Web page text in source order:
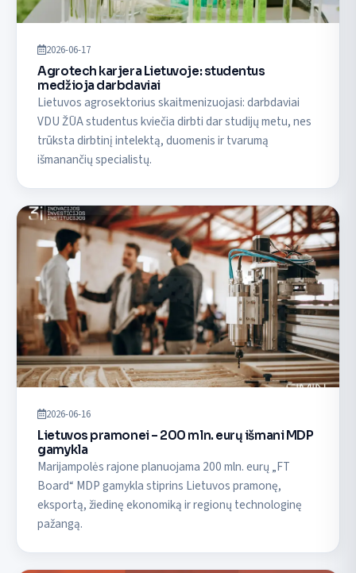
2026-06-17
Agrotech karjera Lietuvoje: studentus
medžioja darbdaviai
Lietuvos agrosektorius skaitmenizuojasi: darbdaviai
VDU ŽŪA studentus kviečia dirbti dar studijų metu, nes
trūksta dirbtinį intelektą, duomenis ir tvarumą
išmanančių specialistų.
2026-06-16
Lietuvos pramonei – 200 mln. eurų išmani MDP
gamykla
Marijampolės rajone planuojama 200 mln. eurų „FT
Board“ MDP gamykla stiprins Lietuvos pramonę,
eksportą, žiedinę ekonomiką ir regionų technologinę
pažangą.